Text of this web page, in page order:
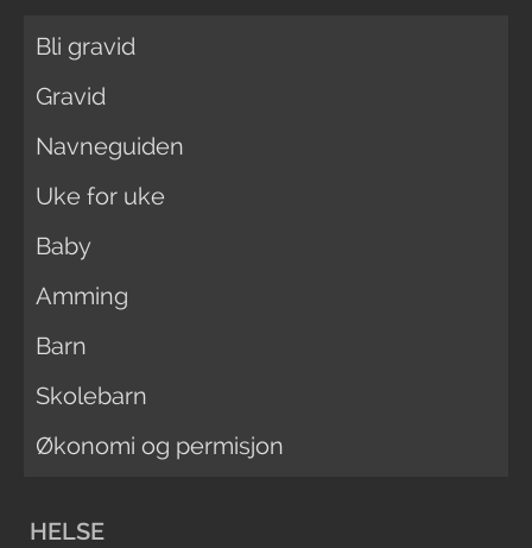
Bli gravid
Gravid
Navneguiden
Uke for uke
Baby
Amming
Barn
Skolebarn
Økonomi og permisjon
HELSE